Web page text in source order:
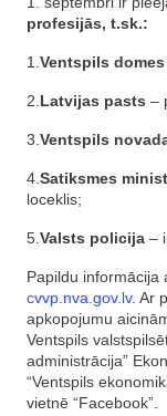
profesijās, t.sk.:
1. Ventspils
2. Latvijas pasts –
3. Ventspils
4. Satiksmes
loceklis;
5. Valsts policija –
Papildu informācija
cvvp.nva.gov.lv. Ar
apkopojumu
Ventspils
administrācija”
“Ventspils
vietnē “Facebook”.